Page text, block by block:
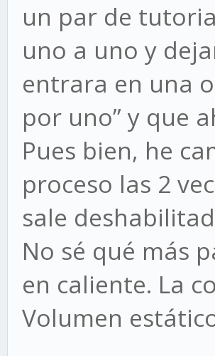
un par de
uno a uno y
entrara en una
por uno” y que
Pues bien, he
proceso las 2
sale
No sé qué más
en caliente. La
Volumen